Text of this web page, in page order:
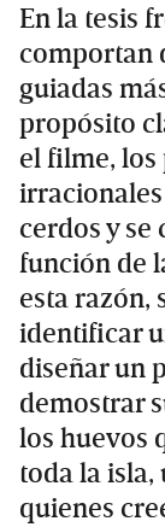
En la tesis
comportan
guiadas
propósito
el filme, los
cerdos y
función de
esta razón,
identificar
diseñar un
demostrar
los huevos
toda la isla,
quienes